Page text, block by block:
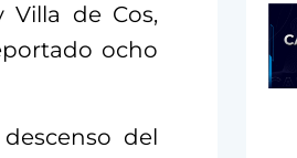
Villa de Cos,
ocho
del